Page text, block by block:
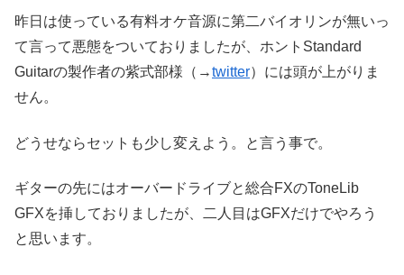
昨日は使っている有料オケ音源に第二バイオリンが無いっ
て言って悪態をついておりましたが、ホントStandard
Guitarの製作者の紫式部様（→twitter）には頭が上がりま
せん。
どうせならセットも少し変えよう。と言う事で。
ギターの先にはオーバードライブと総合FXのToneLib
GFXを挿しておりましたが、二人目はGFXだけでやろう
と思います。